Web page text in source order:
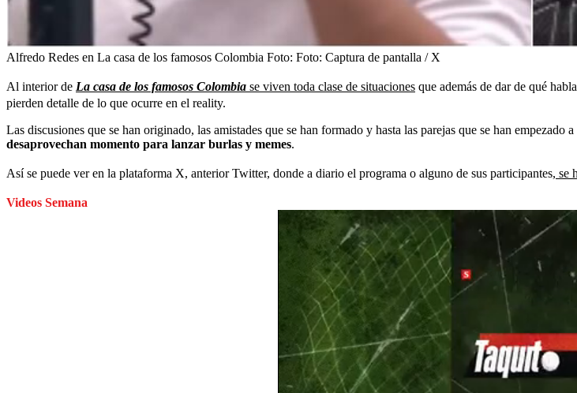
Alfredo Redes en La casa de los famosos Colombia Foto: Foto: Captura de pantalla / X
Al interior de La casa de los famosos Colombia se viven toda clase de situaciones que además de dar de qué
pierden detalle de lo que ocurre en el reality.
Las discusiones que se han originado, las amistades que se han formado y hasta las parejas que se han empezado a
desaprovechan momento para lanzar burlas y memes.
Así se puede ver en la plataforma X, anterior Twitter, donde a diario el programa o alguno de sus participantes, se
Videos Semana